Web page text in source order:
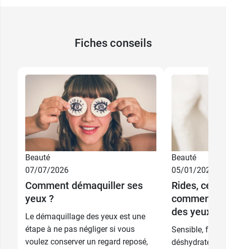
15 capsules 16,89 €
capsules
30,89 €
Fiches conseils
Beauté
07/07/2026
Comment démaquiller ses
yeux ?
Le démaquillage des yeux est une
étape à ne pas négliger si vous
voulez conserver un regard reposé,
Beauté
05/01/2026
Rides,
comment
des yeux ?
Sensible,
déshydraté, le